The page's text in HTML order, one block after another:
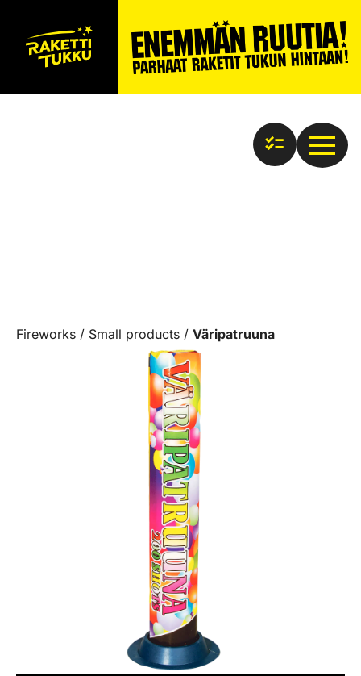
Fireworks / Small products / Väripatruuna